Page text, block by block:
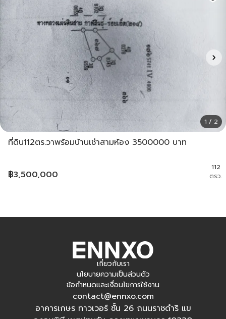
1 / 2
ที่ดิน112ตร.วาพร้อมบ้านเช่าสามห้อง 3500000 บาท
฿3,500,000
112
ตรว.
เกี่ยวกับเรา
นโยบายความเป็นส่วนตัว
ข้อกำหนดและเงื่อนไขการใช้งาน
contact@ennxo.com
อาคารเกษร ทาวเวอร์ ชั้น 26 ถนนราชดำริ แข